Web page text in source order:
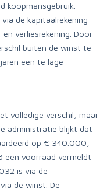
koopmansgebruik.
de kapitaalrekening
verliesrekening. Door
buiten de winst te
een te lage
volledige verschil, maar
administratie blijkt dat
op € 340.000,
een voorraad vermeldt
is via de
de winst. De